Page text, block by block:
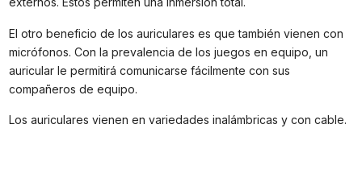
El otro beneficio de los auriculares es que también vienen con
micrófonos. Con la prevalencia de los juegos en equipo, un
auricular le permitirá comunicarse fácilmente con sus
compañeros de equipo.
Los auriculares vienen en variedades inalámbricas y con cable.